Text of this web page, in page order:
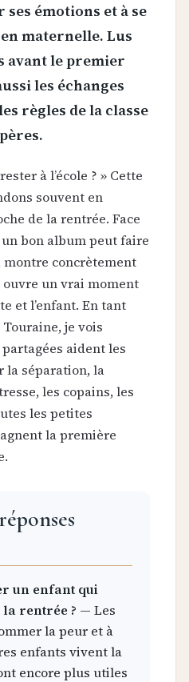
émotions et à se
maternelle. Lus
avant le premier
les échanges
règles de la classe
à l’école ? » Cette
souvent en
de la rentrée. Face
bon album peut faire
montre concrètement
ouvre un vrai moment
et l’enfant. En tant
je vois
aident les
la séparation, la
les copains, les
les petites
la première
un enfant qui
rentrée ? — Les
la peur et à
enfants vivent la
encore plus utiles